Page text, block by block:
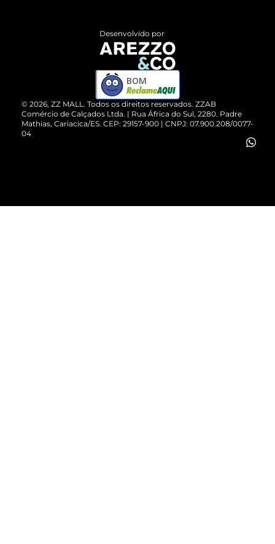
ZZ MALL é confiável
Cartão Presente
Vendas Corporativas
Devolução do Produto
Compre pelo WhatsApp
© 2026, ZZ MALL. Todos os direitos reservados. ZZAB
Comércio de Calçados Ltda. | Rua África do Sul, 2280. Padre
Mathias, Cariacica/ES. CEP: 29157-900 | CNPJ: 07.900.208/0077-
04
Desenvolvido por
BOM